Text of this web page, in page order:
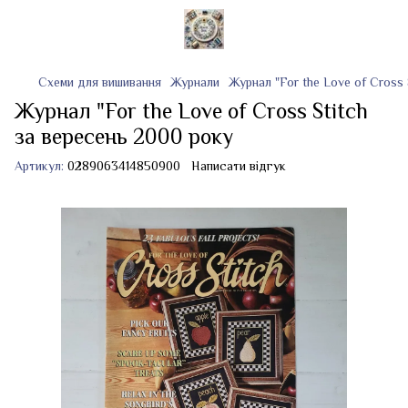
Схеми для вишивання Журнали Журнал "For the Love of Cross
Журнал "For the Love of Cross Stitch
за вересень 2000 року
Артикул: 0289063414850900 Написати відгук